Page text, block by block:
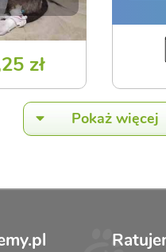
zł
Pokaż więcej